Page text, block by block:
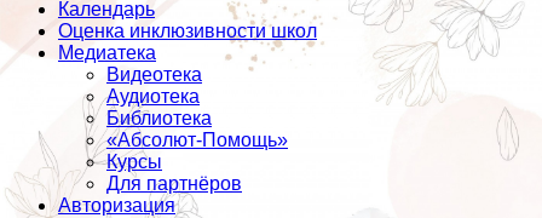
Календарь
Оценка инклюзивности школ
Медиатека
Видеотека
Аудиотека
Библиотека
«Абсолют-Помощь»
Курсы
Для партнёров
Авторизация